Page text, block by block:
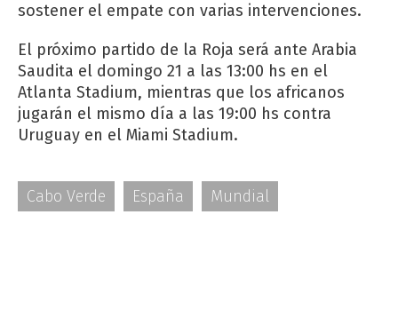
sostener el empate con varias intervenciones.
El próximo partido de la Roja será ante Arabia
Saudita el domingo 21 a las 13:00 hs en el
Atlanta Stadium, mientras que los africanos
jugarán el mismo día a las 19:00 hs contra
Uruguay en el Miami Stadium.
Cabo Verde España Mundial